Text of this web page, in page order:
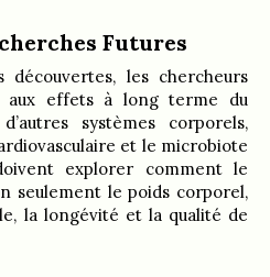
Futures
découvertes, les chercheurs
aux effets à long terme du
systèmes corporels,
et le microbiote
explorer comment le
seulement le poids corporel,
la longévité et la qualité de